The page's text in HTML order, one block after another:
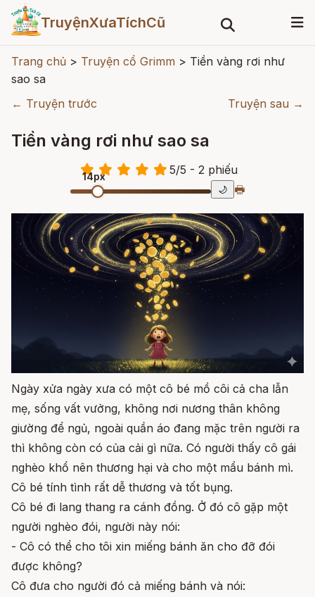
TruyệnXưaTíchCũ
Trang chủ > Truyện cổ Grimm > Tiền vàng rơi như
sao sa
← Truyện trước
Truyện sau →
Tiền vàng rơi như sao sa
5/5 - 2phiếu
14px
🌙 🖶
Ngày xửa ngày xưa có một cô bé mồ côi cả cha lẫn
mẹ, sống vất vưởng, không nơi nương thân không
giường để ngủ, ngoài quần áo đang mặc trên người ra
thì không còn có của cải gì nữa. Có người thấy cô gái
nghèo khổ nên thương hại và cho một mẩu bánh mì.
Cô bé tính tình rất dễ thương và tốt bụng.
Cô bé đi lang thang ra cánh đồng. Ở đó cô gặp một
người nghèo đói, người này nói:
- Cô có thể cho tôi xin miếng bánh ăn cho đỡ đói
được không?
Cô đưa cho người đó cả miếng bánh và nói: